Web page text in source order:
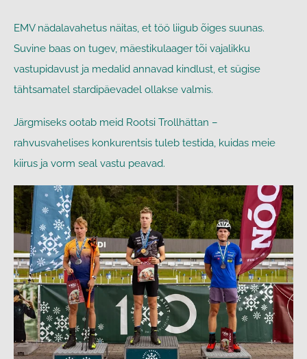
EMV nädalavahetus näitas, et töö liigub õiges suunas.
Suvine baas on tugev, mäestikulaager tõi vajalikku
vastupidavust ja medalid annavad kindlust, et sügise
tähtsamatel stardipäevadel ollakse valmis.
Järgmiseks ootab meid Rootsi Trollhättan –
rahvusvahelises konkurentsis tuleb testida, kuidas meie
kiirus ja vorm seal vastu peavad.